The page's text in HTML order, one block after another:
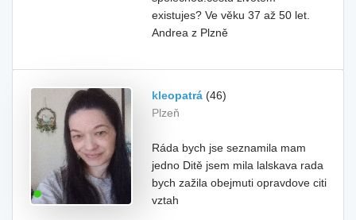
existujes? Ve věku 37 až 50 let.
Andrea z Plzně
kleopatrá (46)
Plzeň
Ráda bych jse seznamila mam
jedno Ditě jsem mila lalskava rada
bych zažila obejmuti opravdove citi
vztah